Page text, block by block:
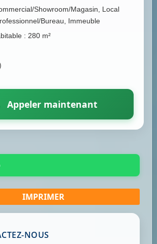
Showroom/Magasin, Local
Bureau, Immeuble
: 280 m²
Appeler maintenant
NOUS